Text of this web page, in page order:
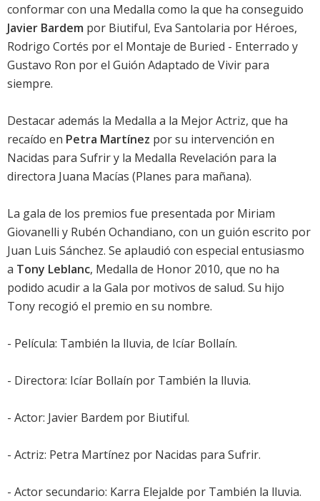
conformar con una Medalla como la que ha conseguido
Javier Bardem por Biutiful, Eva Santolaria por Héroes,
Rodrigo Cortés por el Montaje de Buried - Enterrado y
Gustavo Ron por el Guión Adaptado de Vivir para
siempre.
Destacar además la Medalla a la Mejor Actriz, que ha
recaído en Petra Martínez por su intervención en
Nacidas para Sufriry la Medalla Revelación para la
directora Juana Macías (Planes para mañana).
La gala de los premios fue presentada por Miriam
Giovanelli y Rubén Ochandiano, con un guión escrito por
Juan Luis Sánchez. Se aplaudió con especial entusiasmo
a Tony Leblanc, Medalla de Honor 2010, que no ha
podido acudir a la Gala por motivos de salud. Su hijo
Tony recogió el premio en su nombre.
- Película: También la lluvia, de Icíar Bollaín.
- Directora: Icíar Bollaín por También la lluvia.
- Actor: Javier Bardem por Biutiful.
- Actriz: Petra Martínez por Nacidas para Sufrir.
- Actor secundario: Karra Elejalde por También la lluvia.